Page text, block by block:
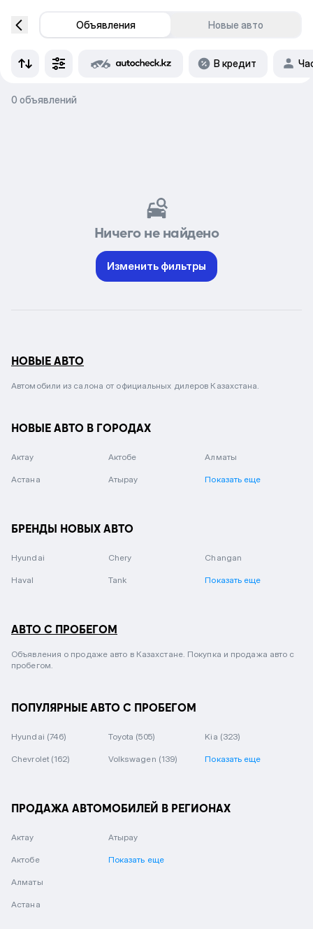
Объявления Новые авто
В кредит
0 объявлений
Ничего не найдено
Изменить фильтры
НОВЫЕ АВТО
Автомобили из салона от официальных дилеров Казахстана.
НОВЫЕ АВТО В ГОРОДАХ
Актау Актобе Алматы
Астана Атырау Показать еще
БРЕНДЫ НОВЫХ АВТО
Hyundai Chery Changan
Haval Tank Показать еще
АВТО С ПРОБЕГОМ
Объявления о продаже авто в Казахстане. Покупка и продажа авто с
пробегом.
ПОПУЛЯРНЫЕ АВТО С ПРОБЕГОМ
Hyundai (746) Toyota (505) Kia (323)
Chevrolet (162) Volkswagen (139) Показать еще
ПРОДАЖА АВТОМОБИЛЕЙ В РЕГИОНАХ
Актау
Актобе
Алматы
Астана
Атырау
Показать еще